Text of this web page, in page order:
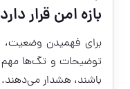
بازه امن قرار دارد
برای فهمیدن وضعیت،
توضیحات و تگ‌ها مهم
باشند، هشدار می‌دهند.